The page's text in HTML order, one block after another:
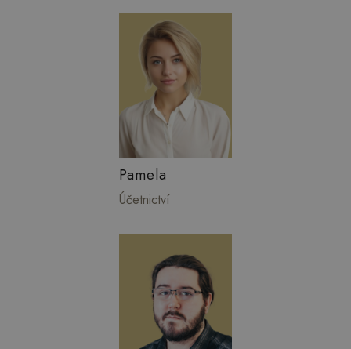
Pamela
Účetnictví